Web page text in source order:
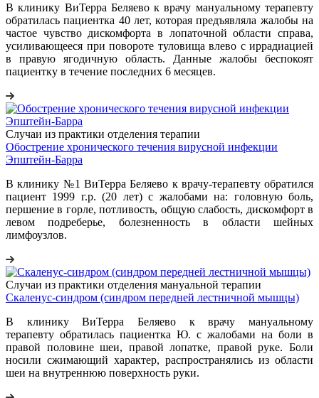
В клинику ВиТерра Беляево к врачу мануальному терапевту
обратилась пациентка 40 лет, которая предъявляла жалобы на
частое чувство дискомфорта в лопаточной области справа,
усиливающееся при повороте туловища влево с иррадиацией
в правую ягодичную область. Данные жалобы беспокоят
пациентку в течение последних 6 месяцев.
Случаи из практики отделения терапии
Обострение хронического течения вирусной инфекции
Эпштейн-Барра
В клинику №1 ВиТерра Беляево к врачу-терапевту обратился
пациент 1999 г.р. (20 лет) с жалобами на: головную боль,
першение в горле, потливость, общую слабость, дискомфорт в
левом подреберье, болезненность в области шейных
лимфоузлов.
Случаи из практики отделения мануальной терапии
Скаленус-синдром (синдром передней лестничной мышцы)
В клинику ВиТерра Беляево к врачу мануальному
терапевту обратилась пациентка Ю. с жалобами на боли в
правой половине шеи, правой лопатке, правой руке. Боли
носили сжимающий характер, распространялись из области
шеи на внутреннюю поверхность руки.